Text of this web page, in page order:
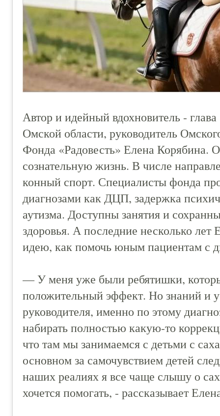
Автор и идейный вдохновитель -
Омской области, руководитель
Фонда «Радовесть» Елена Корябина.
сознательную жизнь. В числе
конный спорт. Специалисты фонда
диагнозами как ДЦП, задержка
аутизма. Доступны занятия и
здоровья. А последние несколько
идею, как помочь юным пациентам с
— У меня уже были ребятишки,
положительный эффект. Но знаний и
руководителя, именно по этому
набирать полностью какую-то
что там мы занимаемся с детьми с
основном за самочувствием детей
наших реалиях я все чаще слышу о
хочется помогать, - рассказывает